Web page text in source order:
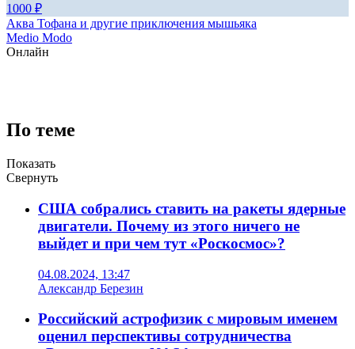
1000 ₽
Аква Тофана и другие приключения мышьяка
Medio Modo
Онлайн
По теме
Показать
Свернуть
США собрались ставить на ракеты ядерные
двигатели. Почему из этого ничего не
выйдет и при чем тут «Роскосмос»?
04.08.2024, 13:47
Александр Березин
Российский астрофизик с мировым именем
оценил перспективы сотрудничества